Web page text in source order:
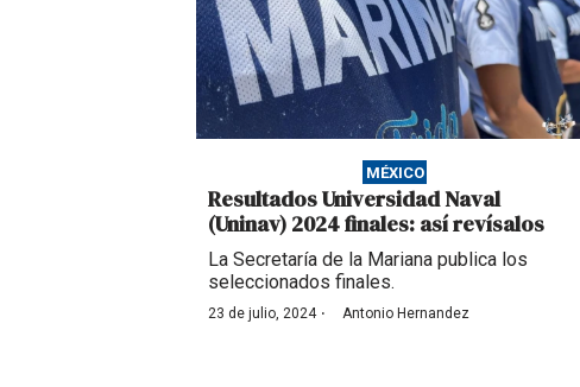
MÉXICO
Resultados Universidad Naval
(Uninav) 2024 finales: así revísalos
La Secretaría de la Mariana publica los
seleccionados finales.
23 de julio, 2024· Antonio Hernandez